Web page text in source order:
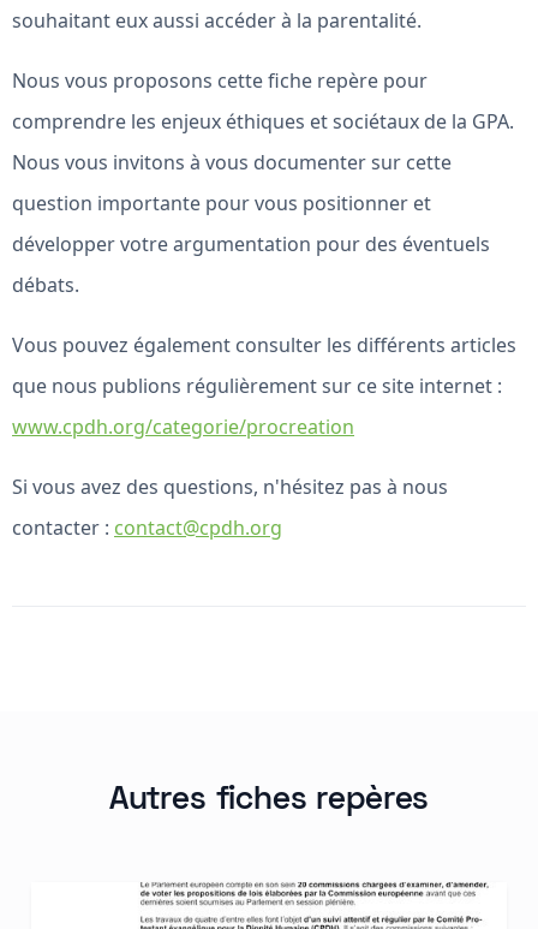
souhaitant eux aussi accéder à la parentalité.
Nous vous proposons cette fiche repère pour
comprendre les enjeux éthiques et sociétaux de la GPA.
Nous vous invitons à vous documenter sur cette
question importante pour vous positionner et
développer votre argumentation pour des éventuels
débats.
Vous pouvez également consulter les différents articles
que nous publions régulièrement sur ce site internet :
www.cpdh.org/categorie/procreation
Si vous avez des questions, n'hésitez pas à nous
contacter : contact@cpdh.org
Autres fiches repères